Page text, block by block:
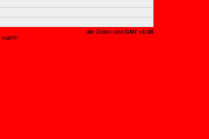
alle Zeiten sind GMT +1:00